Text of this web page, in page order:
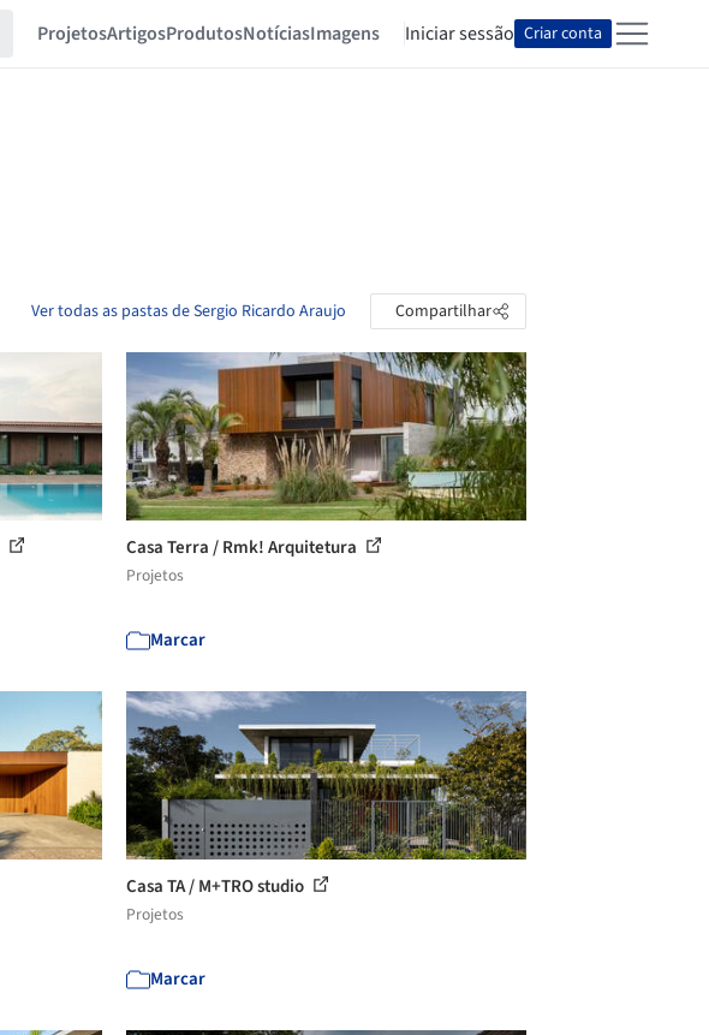
ProjetosArtigosProdutosNotíciasImagens Iniciar sessão Criar conta
Ver todas as pastas de Sergio Ricardo Araujo Compartilhar
Casa Terra / Rmk! Arquitetura
Projetos
Marcar
Casa TA / M+TRO studio
Projetos
Marcar